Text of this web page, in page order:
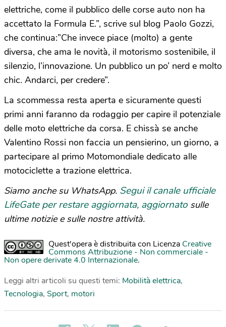
elettriche, come il pubblico delle corse auto non ha
accettato la Formula E.”, scrive sul blog Paolo Gozzi,
che continua:”Che invece piace (molto) a gente
diversa, che ama le novità, il motorismo sostenibile, il
silenzio, l’innovazione. Un pubblico un po’ nerd e molto
chic. Andarci, per credere”.
La scommessa resta aperta e sicuramente questi
primi anni faranno da rodaggio per capire il potenziale
delle moto elettriche da corsa. E chissà se anche
Valentino Rossi non faccia un pensierino, un giorno, a
partecipare al primo Motomondiale dedicato alle
motociclette a trazione elettrica.
Siamo anche su WhatsApp. Segui il canale ufficiale
LifeGate per restare aggiornata, aggiornato sulle
ultime notizie e sulle nostre attività.
Quest'opera è distribuita con Licenza Creative
Commons Attribuzione - Non commerciale -
Non opere derivate 4.0 Internazionale.
Leggi altri articoli su questi temi: Mobilità elettrica,
Tecnologia, Sport, motori